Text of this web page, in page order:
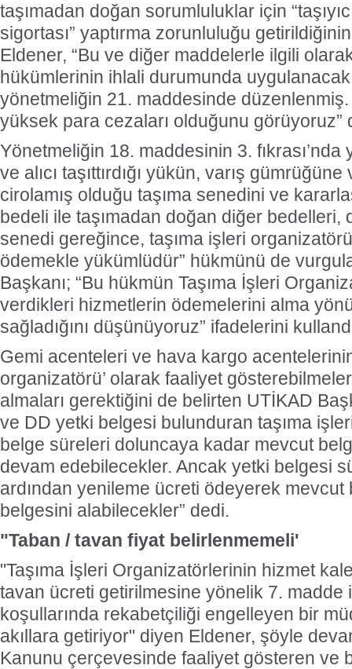
taşımadan doğan sorumluluklar için
sigortası” yaptırma zorunluluğu
Eldener, “Bu ve diğer maddelerle ilgili
hükümlerinin ihlali durumunda
yönetmeliğin 21. maddesinde
yüksek para cezaları olduğunu görüyoruz”
Yönetmeliğin 18. maddesinin 3. fıkrası’nda
ve alıcı taşıttırdığı yükün, varış
cirolamış olduğu taşıma senedini ve
bedeli ile taşımadan doğan diğer bedelleri,
senedi gereğince, taşıma işleri
ödemekle yükümlüdür” hükmünü de
Başkanı; “Bu hükmün Taşıma İşleri
verdikleri hizmetlerin ödemelerini alma
sağladığını düşünüyoruz” ifadelerini
Gemi acenteleri ve hava kargo
organizatörü’ olarak faaliyet
almaları gerektiğini de belirten UTİKAD
ve DD yetki belgesi bulunduran taşıma
belge süreleri doluncaya kadar mevcut
devam edebilecekler. Ancak yetki belgesi
ardından yenileme ücreti ödeyerek
belgesini alabilecekler” dedi.
"Taban / tavan fiyat belirlenmemeli'
"Taşıma İşleri Organizatörlerinin hizmet
tavan ücreti getirilmesine yönelik 7. madde
koşullarında rekabetçiliği engelleyen bir
akıllara getiriyor" diyen Eldener, şöyle
Kanunu çerçevesinde faaliyet gösteren ve